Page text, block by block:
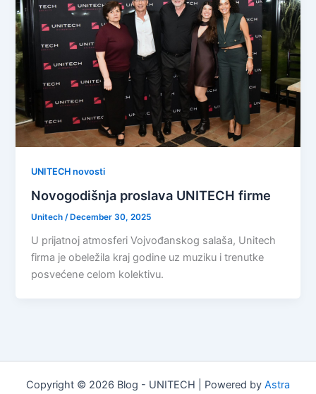
UNITECH novosti
Novogodišnja proslava UNITECH firme
Unitech/ December 30, 2025
U prijatnoj atmosferi Vojvođanskog salaša, Unitech
firma je obeležila kraj godine uz muziku i trenutke
posvećene celom kolektivu.
Copyright © 2026 Blog - UNITECH | Powered by Astra